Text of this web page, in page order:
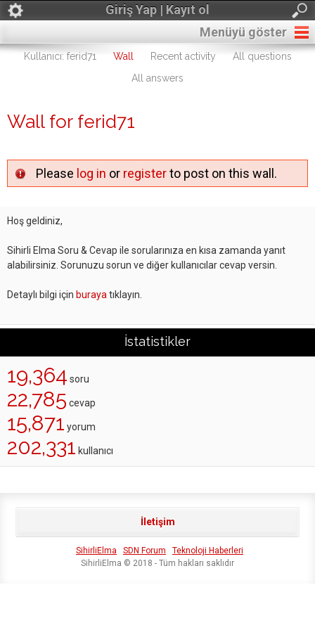
Giriş Yap | Kayıt ol
Menüyü göster
Kullanıcı: ferid71 Wall Recent activity
All questions
All answers
Wall for ferid71
Please log in or registerto post on this wall.
Hoş geldiniz,
Sihirli Elma Soru & Cevap ile sorularınıza en kısa zamanda yanıt
alabilirsiniz. Sorunuzu sorun ve diğer kullanıcılar cevap versin.
Detaylı bilgi için buraya tıklayın.
İstatistikler
19,364 soru
22,785 cevap
15,871 yorum
202,331 kullanıcı
İletişim
SihirliElma SDN Forum
Teknoloji Haberleri
SihirliElma © 2018 - Tüm hakları saklıdır